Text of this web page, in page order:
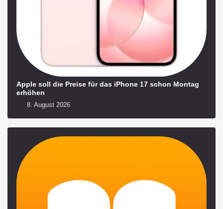
Apple soll die Preise für das iPhone 17 schon Montag
erhöhen
8. August 2026